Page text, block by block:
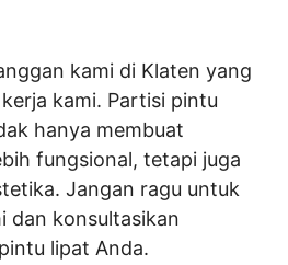
kami di Klaten yang
kami. Partisi pintu
hanya membuat
fungsional, tetapi juga
Jangan ragu untuk
dan konsultasikan
lipat Anda.